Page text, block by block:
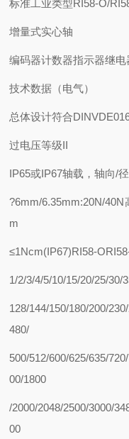
标准工业类型RI58-O/
增量式实心轴
编码器计数器指示器继
技术数据（电气）
总体设计符合
过电压等级II
IP65或IP67轴载，轴向/
?6mm/6.35mm:20N/
m
≤1Ncm(IP67)RI58-
1/2/3/4/5/10/15/20/25/30/
128/144/150/180/200/
480/
500/512/600/625/635/
00/1800
/2000/2048/2500/3000/
00